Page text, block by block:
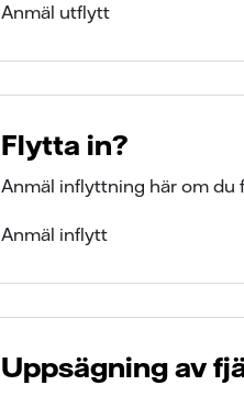
Anmäl utflytt
Flytta in?
Anmäl inflyttning här om du
Anmäl inflytt
Uppsägning av